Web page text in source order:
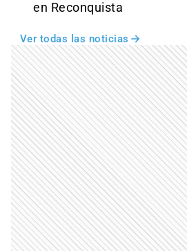
en Reconquista
Ver todas las noticias